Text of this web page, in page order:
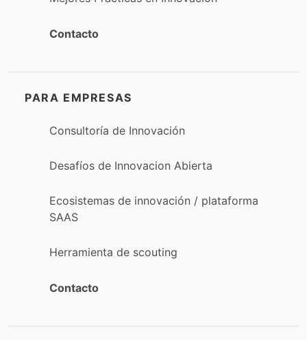
Contacto
PARA EMPRESAS
Consultoría de Innovación
Desafíos de Innovacion Abierta
Ecosistemas de innovación / plataforma
SAAS
Herramienta de scouting
Contacto